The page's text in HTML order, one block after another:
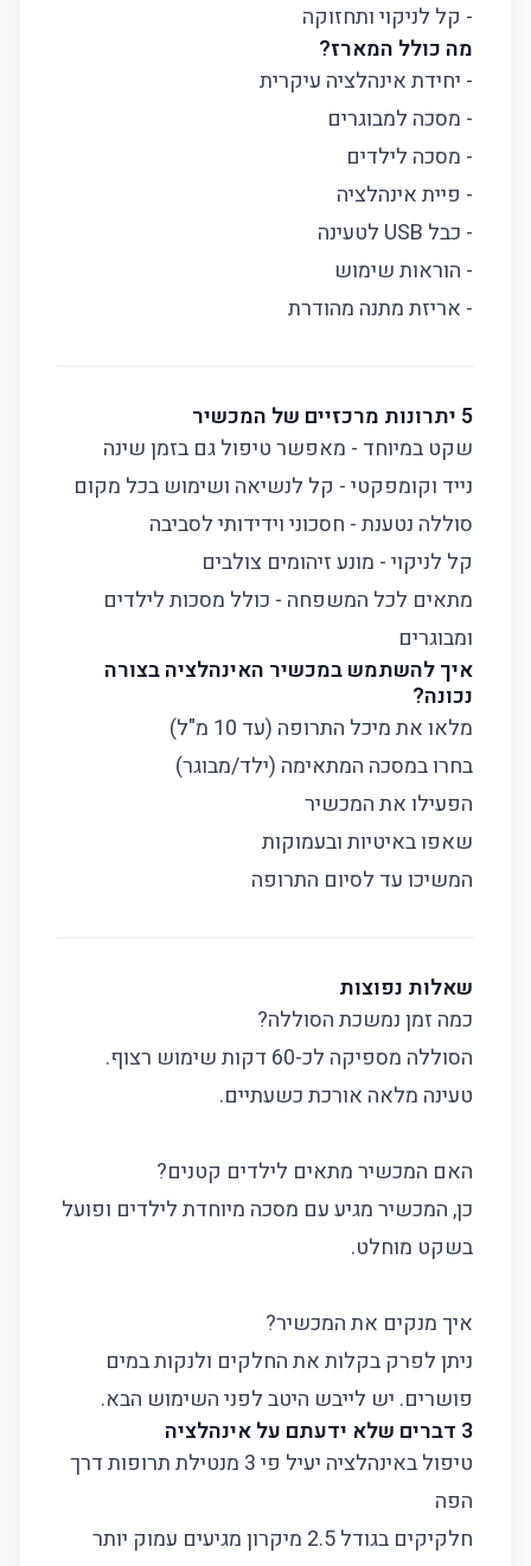
- קל לניקוי ותחזוקה
מה כולל המארז?
- יחידת אינהלציה עיקרית
- מסכה למבוגרים
- מסכה לילדים
- פיית אינהלציה
- כבל USB לטעינה
- הוראות שימוש
- אריזת מתנה מהודרת
5 יתרונות מרכזיים של המכשיר
שקט במיוחד - מאפשר טיפול גם בזמן שינה
נייד וקומפקטי - קל לנשיאה ושימוש בכל מקום
סוללה נטענת - חסכוני וידידותי לסביבה
קל לניקוי - מונע זיהומים צולבים
מתאים לכל המשפחה - כולל מסכות לילדים
ומבוגרים
איך להשתמש במכשיר האינהלציה בצורה
נכונה?
מלאו את מיכל התרופה (עד 10 מ"ל)
בחרו במסכה המתאימה (ילד/מבוגר)
הפעילו את המכשיר
שאפו באיטיות ובעמוקות
המשיכו עד לסיום התרופה
שאלות נפוצות
כמה זמן נמשכת הסוללה?
הסוללה מספיקה לכ-60 דקות שימוש רצוף.
טעינה מלאה אורכת כשעתיים.
האם המכשיר מתאים לילדים קטנים?
כן, המכשיר מגיע עם מסכה מיוחדת לילדים ופועל
בשקט מוחלט.
איך מנקים את המכשיר?
ניתן לפרק בקלות את החלקים ולנקות במים
פושרים. יש לייבש היטב לפני השימוש הבא.
3 דברים שלא ידעתם על אינהלציה
טיפול באינהלציה יעיל פי 3 מנטילת תרופות דרך
הפה
חלקיקים בגודל 2.5 מיקרון מגיעים עמוק יותר